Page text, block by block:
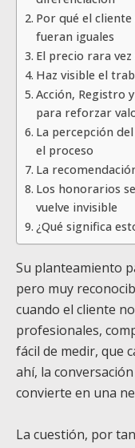
Por qué el
fueran iguales
El precio rara
Haz visible el
Acción, Registro
para reforzar
La percepción
el proceso
La
Los honorarios
vuelve invisible
¿Qué significa
Su planteamiento
pero muy
cuando el cliente
profesionales,
fácil de medir, que
ahí, la
convierte en una
La cuestión, por